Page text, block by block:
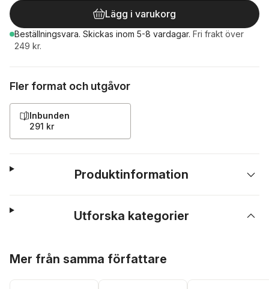
Lägg i varukorg
Beställningsvara. Skickas inom 5-8 vardagar. Fri frakt över
249 kr.
Fler format och utgåvor
Inbunden
291 kr
Produktinformation
Utforska kategorier
Mer från samma författare